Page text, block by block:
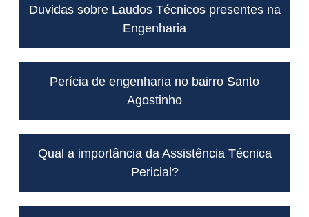
Duvidas sobre Laudos Técnicos presentes na
Engenharia
Perícia de engenharia no bairro Santo
Agostinho
Qual a importância da Assistência Técnica
Pericial?